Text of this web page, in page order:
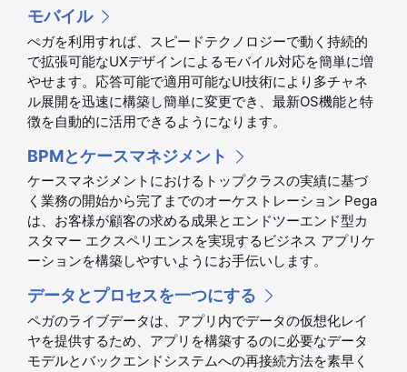
モバイル
ぺガを利用すれば、スピードテクノロジーで動く持続的
で拡張可能なUXデザインによるモバイル対応を簡単に増
やせます。応答可能で適用可能なUI技術により多チャネ
ル展開を迅速に構築し簡単に変更でき、最新OS機能と特
徴を自動的に活用できるようになります。
BPMとケースマネジメント
ケースマネジメントにおけるトップクラスの実績に基づ
く業務の開始から完了までのオーケストレーション Pega
は、お客様が顧客の求める成果とエンドツーエンド型カ
スタマー エクスペリエンスを実現するビジネス アプリケ
ーションを構築しやすいようにお手伝いします。
データとプロセスを一つにする
ペガのライブデータは、アプリ内でデータの仮想化レイ
ヤを提供するため、アプリを構築するのに必要なデータ
モデルとバックエンドシステムへの再接続方法を素早く